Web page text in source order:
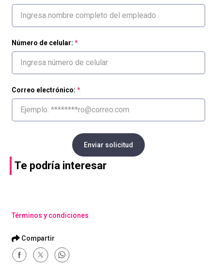
Número de celular:
Correo electrónico:
Enviar solicitud
Te podría interesar
Términos y condiciones